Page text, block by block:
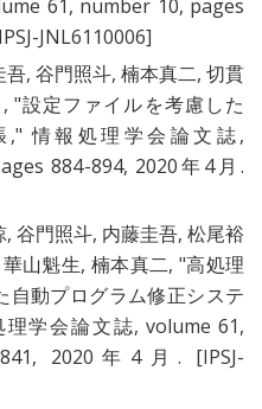
61, number 10, pages
JNL6110006]
吾, 谷門照斗, 楠本真二, 切貫
, "設定ファイルを考慮した
," 情報処理学会論文誌,
884-894, 2020年4月.
, 谷門照斗, 内藤圭吾, 松尾裕
華山魁生, 楠本真二, "高処理
自動プログラム修正システ
理学会論文誌, volume 61,
841, 2020年4月. [IPSJ-